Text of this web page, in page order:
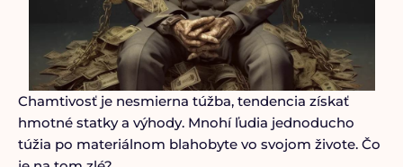
Chamtivosť je nesmierna túžba, tendencia získať
hmotné statky a výhody. Mnohí ľudia jednoducho
túžia po materiálnom blahobyte vo svojom živote. Čo